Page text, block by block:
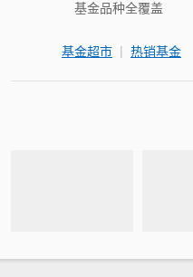
基金品种全覆盖
基金超市 | 热销基金